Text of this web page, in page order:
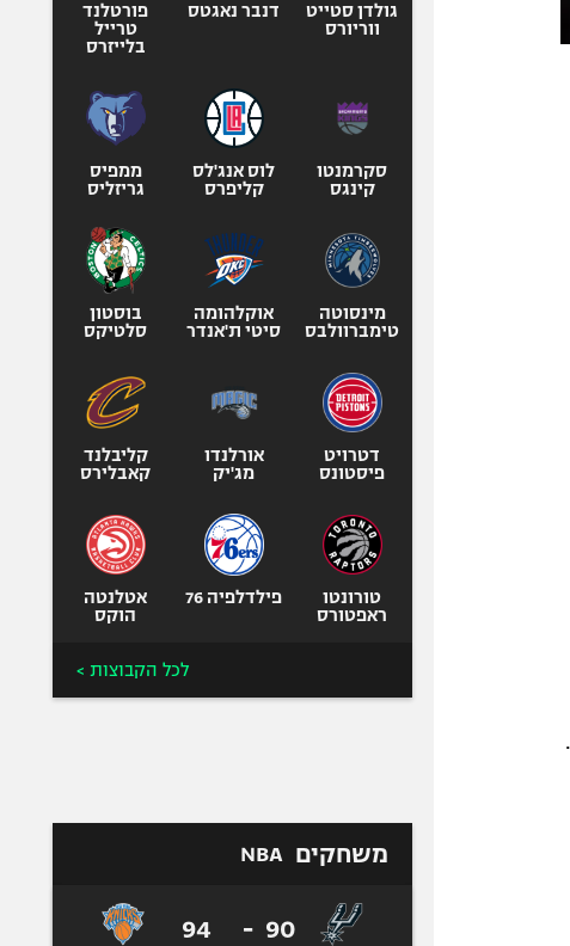
גולדן סטייט
ווריורס
דנבר נאגטס
פורטלנד
טרייל
בלייזרס
סקרמנטו
קינגס
לוס אנג'לס
קליפרס
ממפיס
גריזליס
מינסוטה
טימברוולבס
אוקלהומה
סיטי ת'אנדר
בוסטון
סלטיקס
דטרויט
פיסטונס
אורלנדו
מג'יק
קליבלנד
קאבלירס
טורונטו
ראפטורס
פילדלפיה 76
אטלנטה
הוקס
לכל הקבוצות >
משחקים NBA
90
-
94